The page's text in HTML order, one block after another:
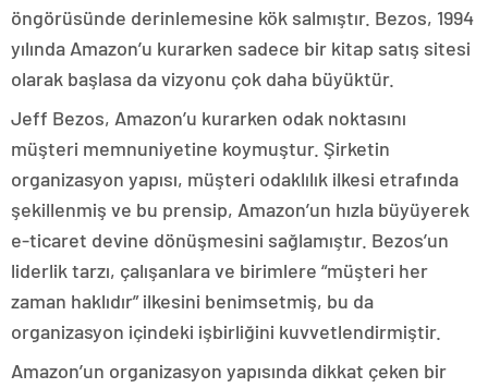
öngörüsünde derinlemesine kök salmıştır. Bezos, 1994
yılında Amazon’u kurarken sadece bir kitap satış sitesi
olarak başlasa da vizyonu çok daha büyüktür.
Jeff Bezos, Amazon’u kurarken odak noktasını
müşteri memnuniyetine koymuştur. Şirketin
organizasyon yapısı, müşteri odaklılık ilkesi etrafında
şekillenmiş ve bu prensip, Amazon’un hızla büyüyerek
e-ticaret devine dönüşmesini sağlamıştır. Bezos’un
liderlik tarzı, çalışanlara ve birimlere “müşteri her
zaman haklıdır” ilkesini benimsetmiş, bu da
organizasyon içindeki işbirliğini kuvvetlendirmiştir.
Amazon’un organizasyon yapısında dikkat çeken bir